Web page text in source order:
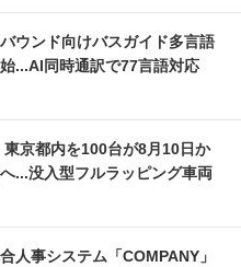
ウンド向けバスガイド多言語
...AI同時通訳で77言語対応
京都内を100台が8月10日か
...没入型フルラッピング車両
人事システム「COMPANY」